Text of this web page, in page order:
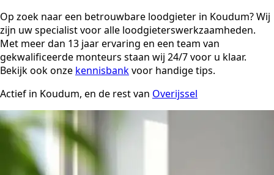
Op zoek naar een betrouwbare loodgieter in Koudum? Wij
zijn uw specialist voor alle loodgieterswerkzaamheden.
Met meer dan 13 jaar ervaring en een team van
gekwalificeerde monteurs staan wij 24/7 voor u klaar.
Bekijk ook onze kennisbankvoor handige tips.
Actief in Koudum, en de rest van Overijssel